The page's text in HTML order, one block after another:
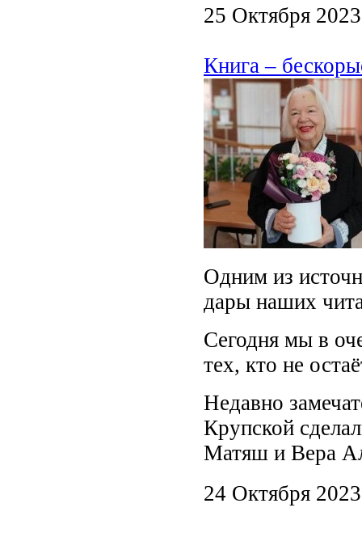
25 Октября 2023
Книга –
Одним из
дары наших
Сегодня мы в
тех, кто не
Недавно
Крупской
Матяш и Вера
24 Октября 2023